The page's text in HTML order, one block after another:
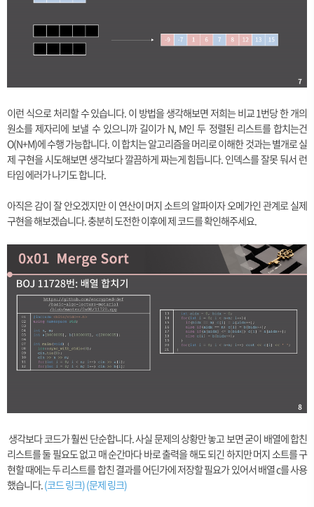
이런 식으로 처리할 수 있습니다. 이 방법을 생각해보면 저희는 비교 1번당 한 개의
원소를 제자리에 보낼 수 있으니까 길이가 N, M인 두 정렬된 리스트를 합치는건
O(N+M)에 수행 가능합니다. 이 합치는 알고리즘을 머리로 이해한 것과는 별개로 실
제 구현을 시도해보면 생각보다 깔끔하게 짜는게 힘듭니다. 인덱스를 잘못 둬서 런
타임 에러가 나기도 합니다.
아직은 감이 잘 안오겠지만 이 연산이 머지 소트의 알파이자 오메가인 관계로 실제
구현을 해보겠습니다. 충분히 도전한 이후에 제 코드를 확인해주세요.
생각보다 코드가 훨씬 단순합니다. 사실 문제의 상황만 놓고 보면 굳이 배열에 합친
리스트를 둘 필요도 없고 매 순간마다 바로 출력을 해도 되긴 하지만 머지 소트를 구
현할 때에는 두 리스트를 합친 결과를 어딘가에 저장할 필요가 있어서 배열 c를 사용
했습니다.(코드 링크)(문제 링크)